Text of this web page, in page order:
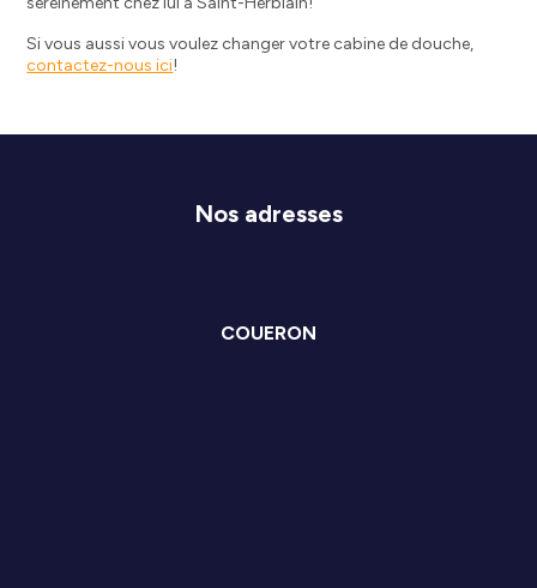
Si vous aussi vous voulez changer votre cabine de douche,
contactez-nous ici!
Nos adresses
COUERON